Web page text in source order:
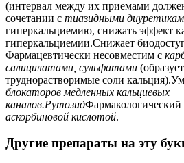
(интервал между их приемами
сочетании с тиазидными
гиперкальциемию, снижать эффект
гиперкальциемии.Снижает
Фармацевтически несовместим с
салицилатами, сульфатами
труднорастворимые соли
блокаторов медленных кальциевых
каналов.РутозидФармакологический
аскорбиновой кислотой.
Другие препараты на эту